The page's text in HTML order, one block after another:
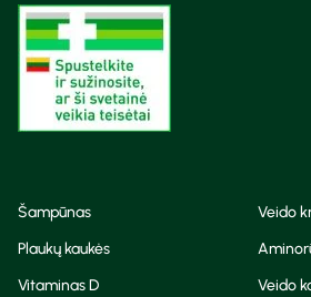
Šampūnas
Veido
Plaukų kaukės
Vitaminas D
Veido